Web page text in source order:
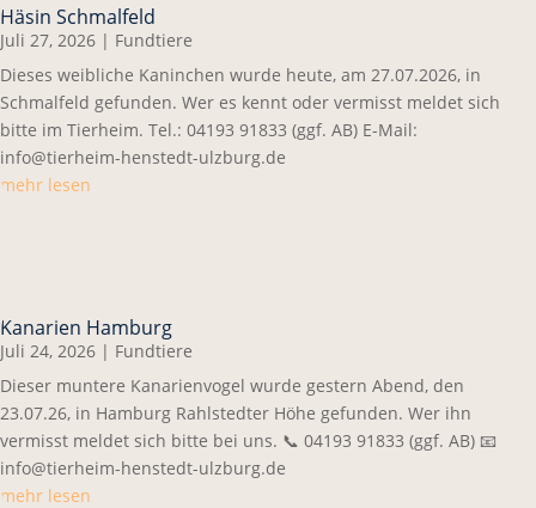
Häsin Schmalfeld
Juli 27, 2026 | Fundtiere
Dieses weibliche Kaninchen wurde heute, am 27.07.2026, in
Schmalfeld gefunden. Wer es kennt oder vermisst meldet sich
bitte im Tierheim. Tel.: 04193 91833 (ggf. AB) E-Mail:
info@tierheim-henstedt-ulzburg.de
mehr lesen
Kanarien Hamburg
Juli 24, 2026 | Fundtiere
Dieser muntere Kanarienvogel wurde gestern Abend, den
23.07.26, in Hamburg Rahlstedter Höhe gefunden. Wer ihn
vermisst meldet sich bitte bei uns. 📞 04193 91833 (ggf. AB) 📧
info@tierheim-henstedt-ulzburg.de
mehr lesen